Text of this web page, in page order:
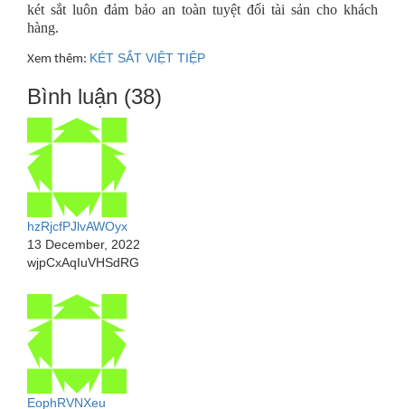
két sắt luôn đảm bảo an toàn tuyệt đối tài sản cho khách
hàng.
Xem thêm: KÉT SẮT VIỆT TIỆP
Bình luận (38)
hzRjcfPJlvAWOyx
13 December, 2022
wjpCxAqIuVHSdRG
EophRVNXeu